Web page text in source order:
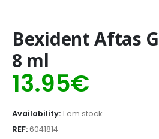
Bexident Aftas
8 ml
13.95€
Availability:1 em stock
REF:6041814